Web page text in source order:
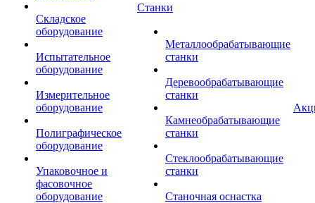
Складское
оборудование
Испытательное
оборудование
Измерительное
оборудование
Полиграфическое
оборудование
Упаковочное и
фасовочное
оборудование
Станки
Металлообрабатывающие
станки
Деревообрабатывающие
станки
Камнеобрабатывающие
станки
Стеклообрабатывающие
станки
Станочная оснастка